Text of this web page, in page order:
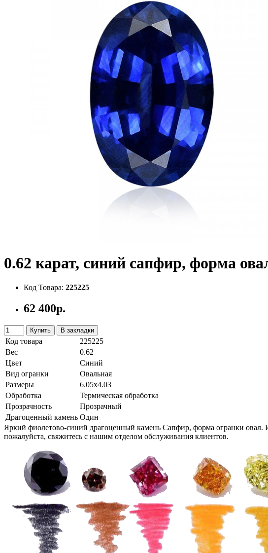
0.62 карат, синий сапфир, форма
Код Товара: 225225
62 400р.
Купить В закладки
Код товара
225225
Вес
0.62
Цвет
Синий
Вид огранки
Овальная
Размеры
6.05x4.03
Обработка
Термическая обработка
Прозрачность
Прозрачный
Драгоценный камень Один
Яркий фиолетово-синий драгоценный камень Сапфир, форма огранки
пожалуйста, свяжитесь с нашим отделом обслуживания клиентов.